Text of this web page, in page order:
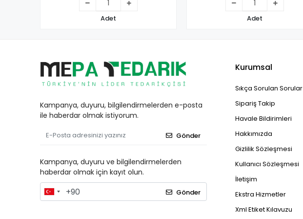
Adet Adet
Kampanya, duyuru, bilgilendirmelerden e-posta
ile haberdar olmak istiyorum.
Gönder
Kampanya, duyuru ve bilgilendirmelerden
haberdar olmak için kayıt olun.
Gönder
Kurumsal
Sıkça Sorulan Sorular
Sipariş Takip
Havale Bildirimleri
Hakkımızda
Gizlilik Sözleşmesi
Kullanıcı Sözleşmesi
İletişim
Ekstra Hizmetler
Xml Etiket Kılavuzu